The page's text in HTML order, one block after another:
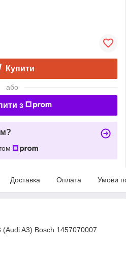
Купити
або
з
Доставка Оплата Умови
(Audi A3) Bosch 1457070007